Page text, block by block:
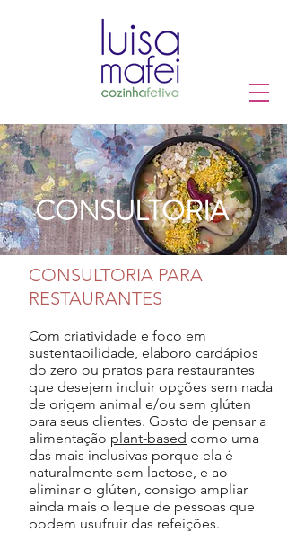
CONSULTORIA
CONSULTORIA PARA
RESTAURANTES
Com criatividade e foco em
sustentabilidade, elaboro cardápios
do zero ou pratos para restaurantes
que desejem incluir opções sem nada
de origem animal e/ou sem glúten
para seus clientes. Gosto de pensar a
alimentação plant-based como uma
das mais inclusivas porque ela é
naturalmente sem lactose, e ao
eliminar o glúten, consigo ampliar
ainda mais o leque de pessoas que
podem usufruir das refeições.